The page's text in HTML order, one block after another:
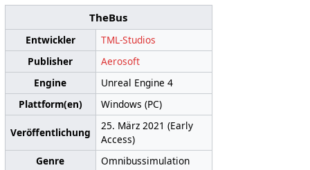
TheBus
Entwickler
TML-Studios
Publisher
Aerosoft
Engine
Unreal Engine 4
Plattform(en)
Windows (PC)
Veröffentlichung
25. März 2021 (Early
Access)
Genre
Omnibussimulation